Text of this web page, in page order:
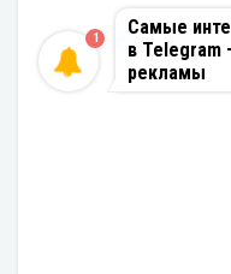
Самые
в Telegram
рекламы
1